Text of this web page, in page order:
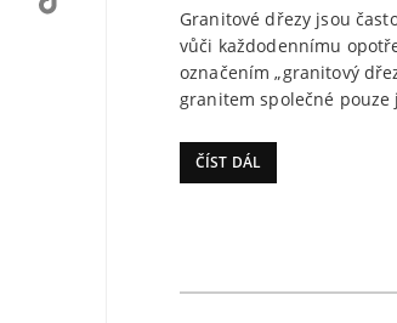
Granitové dřezy jsou
vůči každodennímu
označením „granitový
granitem společné
ČÍST DÁL